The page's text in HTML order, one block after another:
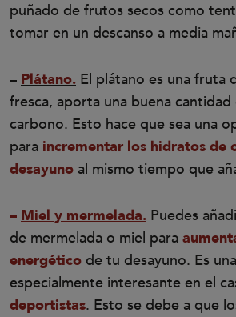
puñado de frutos secos como
tomar en un descanso a media
– Plátano. El plátano es una fruta
fresca, aporta una buena
carbono. Esto hace que sea una
para incrementar los hidratos de
desayuno al mismo tiempo que
– Miel y mermelada. Puedes
de mermelada o miel para
energético de tu desayuno. Es
especialmente interesante en el
deportistas. Esto se debe a que